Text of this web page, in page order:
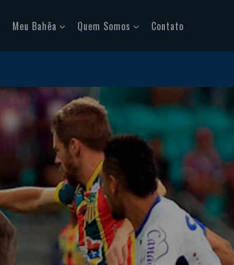
Meu Bahêa Quem Somos Contato